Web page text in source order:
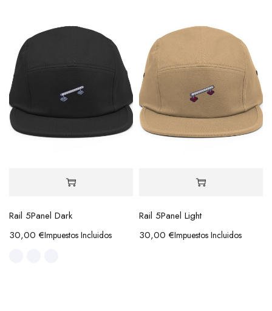
Rail 5Panel Dark
30,00 €Impuestos Incluidos
Rail 5Panel Light
30,00 €Impuestos Incluidos